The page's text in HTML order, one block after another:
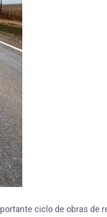
ciclo de obras de